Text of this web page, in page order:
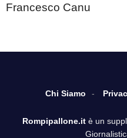
Francesco Canu
Chi Siamo
Rompipallone.it è un